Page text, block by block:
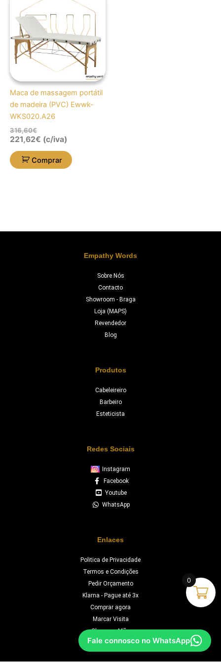
Maca de massagem portátil
de madeira (PVC) Ewwk-
WKS020.A26
316,60€
era:
316,60€.
é:
221,62€.
221,62€ (c/iva)
Comprar
Empathy Words
Sobre Nós
Contacto
Showroom - Braga
Loja (MAPS)
Revendedor
Blog
Produtos
Cabeleireiro
Barbeiro
Esteticista
Redes Sociais
Instagram
Facebook
Youtube
WhatsApp
Enlaces
Politica de Privacidade
Termos e Condições
Pedir Orçamento
Klarna - Pague até 3x
Comprar agora
Marcar Visita
Chave na Mão
Orçamento
Fale connosco no WhatsApp
0